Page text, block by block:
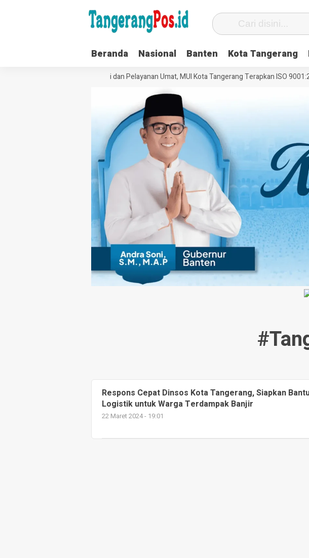
Beranda Nasional Banten Kota Tangerang
Perkuat Tata Kelola Organisasi dan Pelayanan Umat, MUI Kota Tangerang Terapkan ISO 9001:2015
Respons Cepat Dinsos Kota Tangerang, Siapkan
Logistik untuk Warga Terdampak Banjir
22 Maret 2024 - 19:01